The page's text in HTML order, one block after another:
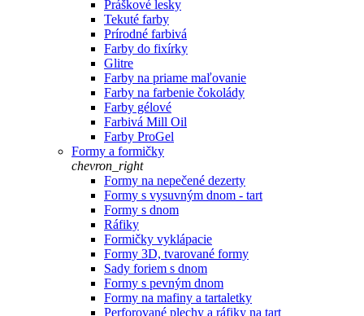
Práškové lesky
Tekuté farby
Prírodné farbivá
Farby do fixírky
Glitre
Farby na priame maľovanie
Farby na farbenie čokolády
Farby gélové
Farbivá Mill Oil
Farby ProGel
Formy a formičky
chevron_right
Formy na nepečené dezerty
Formy s vysuvným dnom - tart
Formy s dnom
Ráfiky
Formičky vyklápacie
Formy 3D, tvarované formy
Sady foriem s dnom
Formy s pevným dnom
Formy na mafiny a tartaletky
Perforované plechy a ráfiky na tart